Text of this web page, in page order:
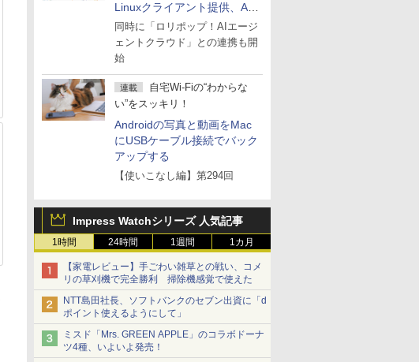
Linuxクライアント提供、AI
エージェントの接続が容易に
同時に「ロリポップ！AIエージ
ェントクラウド」との連携も開
始
連載
自宅Wi-Fiの“わからな
い”をスッキリ！
Androidの写真と動画をMac
にUSBケーブル接続でバック
アップする
【使いこなし編】第294回
Impress Watchシリーズ 人気記事
1時間 24時間 1週間 1カ月
【家電レビュー】手ごわい雑草との戦い、コメ
リの草刈機で完全勝利 掃除機感覚で使えた
NTT島田社長、ソフトバンクのセブン出資に「d
ポイント使えるようにして」
ミスド「Mrs. GREEN APPLE」のコラボドーナ
ツ4種、いよいよ発売！